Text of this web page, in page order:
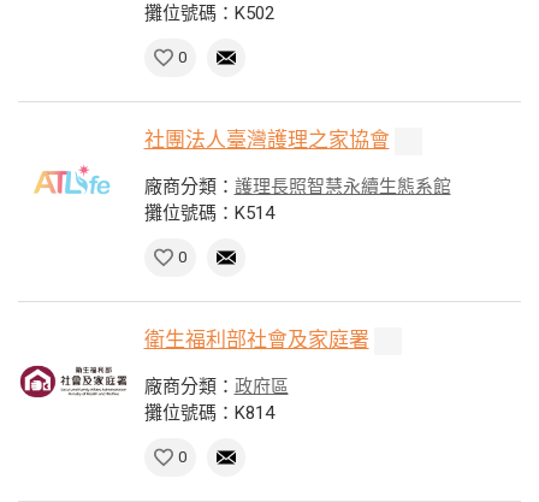
攤位號碼：K502
0
社團法人臺灣護理之家協會
廠商分類： 護理長照智慧永續生態系館
攤位號碼：K514
0
衛生福利部社會及家庭署
廠商分類： 政府區
攤位號碼：K814
0